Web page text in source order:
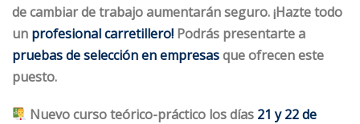
de cambiar de trabajo aumentarán seguro.¡Hazte todo
un profesional carretillero! Podrás presentarte a
pruebas de selección en empresasque ofrecen este
puesto.
Nuevocursoteórico-práctico los días 21 y 22 de